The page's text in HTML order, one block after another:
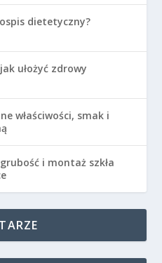
dietetyczny?
ułożyć zdrowy
właściwości, smak i
i montaż szkła